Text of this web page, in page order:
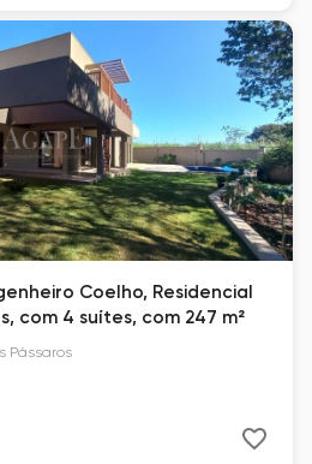
Coelho, Residencial
com 4 suítes, com 247 m²
Pássaros